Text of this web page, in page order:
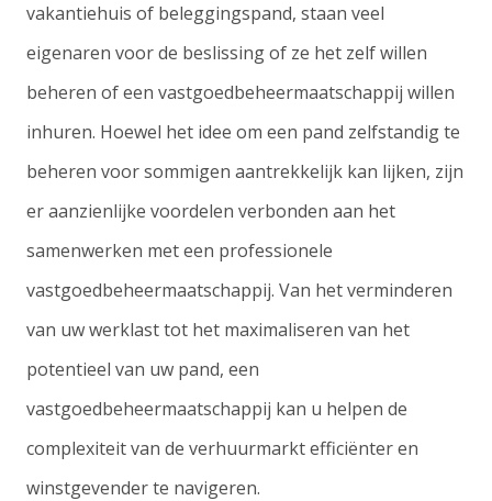
vakantiehuis of beleggingspand, staan veel
eigenaren voor de beslissing of ze het zelf willen
beheren of een vastgoedbeheermaatschappij willen
inhuren. Hoewel het idee om een pand zelfstandig te
beheren voor sommigen aantrekkelijk kan lijken, zijn
er aanzienlijke voordelen verbonden aan het
samenwerken met een professionele
vastgoedbeheermaatschappij. Van het verminderen
van uw werklast tot het maximaliseren van het
potentieel van uw pand, een
vastgoedbeheermaatschappij kan u helpen de
complexiteit van de verhuurmarkt efficiënter en
winstgevender te navigeren.